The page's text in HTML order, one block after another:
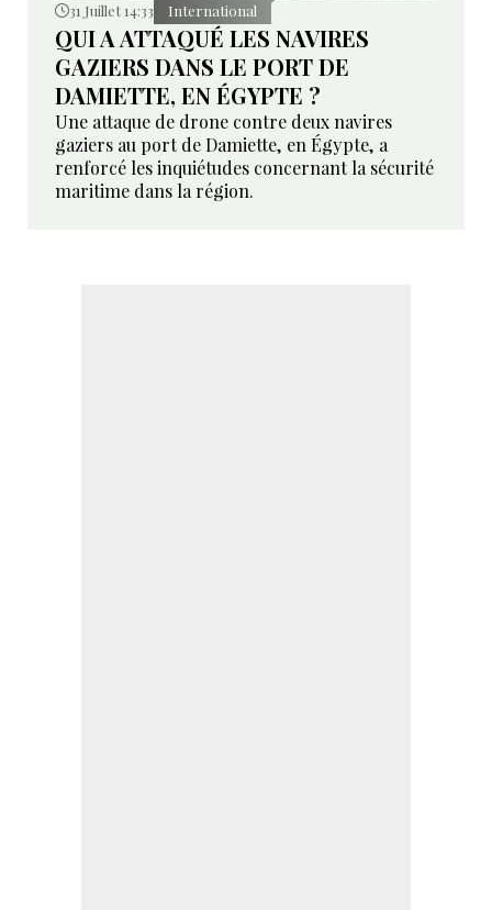
31 Juillet 14:33 International
QUI A ATTAQUÉ LES NAVIRES
GAZIERS DANS LE PORT DE
DAMIETTE, EN ÉGYPTE ?
Une attaque de drone contre deux navires
gaziers au port de Damiette, en Égypte, a
renforcé les inquiétudes concernant la sécurité
maritime dans la région.